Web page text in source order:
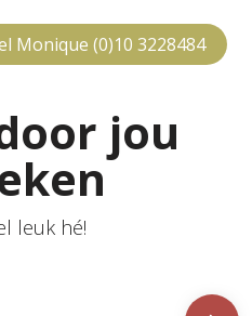
Monique (0)10 3228484
jou
leuk hé!